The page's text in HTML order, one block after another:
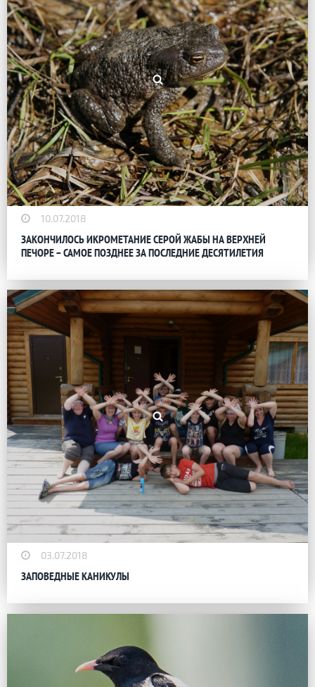
10.07.2018
ЗАКОНЧИЛОСЬ ИКРОМЕТАНИЕ СЕРОЙ ЖАБЫ НА ВЕРХНЕЙ
ПЕЧОРЕ – САМОЕ ПОЗДНЕЕ ЗА ПОСЛЕДНИЕ ДЕСЯТИЛЕТИЯ
03.07.2018
ЗАПОВЕДНЫЕ КАНИКУЛЫ